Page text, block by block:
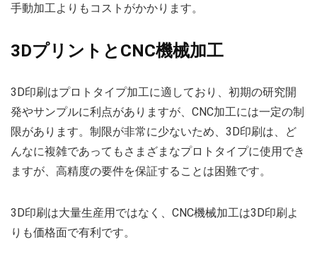
手動加工よりもコストがかかります。
3DプリントとCNC機械加工
3D印刷はプロトタイプ加工に適しており、初期の研究開
発やサンプルに利点がありますが、CNC加工には一定の制
限があります。制限が非常に少ないため、3D印刷は、ど
んなに複雑であってもさまざまなプロトタイプに使用でき
ますが、高精度の要件を保証することは困難です。
3D印刷は大量生産用ではなく、CNC機械加工は3D印刷よ
りも価格面で有利です。